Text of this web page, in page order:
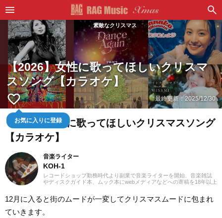
素敵なクリスマス
【2026】女性に歌ってほしいクリスマ
スソング【カラオケ】
favorite_border
お気に入りに登録
最終更新： 2025/12/30
【2026】女性に歌ってほしいクリスマスソング
【カラオケ】
音楽ライター
KOH-1
レコードショップ勤務時代より副業で音楽ライターを開始、音楽雑誌
やディスクガイド本、ムック本にwebメディアなどへの寄稿を18年以上
35年以上「好きなものが好き」をモットーに好奇心を忘れないことを
常に心がけています。バンド活動歴あり、作詞作曲を担当するベーシ
ピアノ。40代半ばから英語の勉強を開始、現在も継続中です。
12月に入ると街のムードが一変してクリスマスムードに包まれ
ていきます。